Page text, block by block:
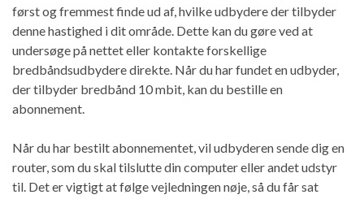
først og fremmest finde ud af, hvilke udbydere der tilbyder
denne hastighed i dit område. Dette kan du gøre ved at
undersøge på nettet eller kontakte forskellige
bredbåndsudbydere direkte. Når du har fundet en udbyder,
der tilbyder bredbånd 10 mbit, kan du bestille en
abonnement.
Når du har bestilt abonnementet, vil udbyderen sende dig en
router, som du skal tilslutte din computer eller andet udstyr
til. Det er vigtigt at følge vejledningen nøje, så du får sat